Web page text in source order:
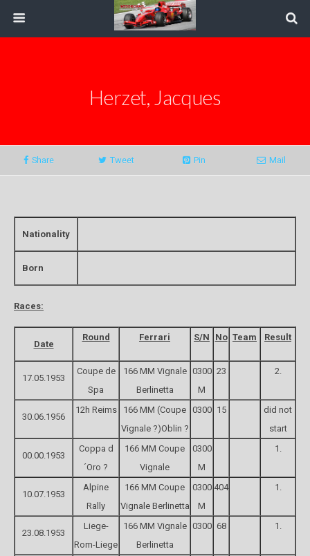
Herzet, Jacques
Share Tweet Pin Mail
Nationality
Born
Races:
Date
Round Ferrari S/N No Team Result
17.05.1953
Coupe de
Spa
166 MM Vignale
Berlinetta
0300
M
23 2.
30.06.1956
12h Reims
166 MM (Coupe
Vignale ?)Oblin ?
0300 15
did not
start
00.00.1953
Coppa d
´Oro ?
166 MM Coupe
Vignale
0300
M
1.
10.07.1953
Alpine
Rally
166 MM Coupe
Vignale Berlinetta
0300
M
404 1.
23.08.1953
Liege-
Rom-Liege
166 MM Vignale
Berlinetta
0300 68 1.